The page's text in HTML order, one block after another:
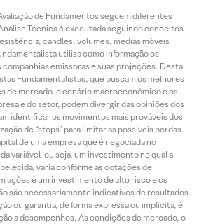
de Fundamentos seguem diferentes
Técnica é executada seguindo conceitos
candles, volumes, médias móveis
utiliza como informação os
emissoras e suas projeções. Desta
Fundamentalistas, que buscam os melhores
de mercado, o cenário macroeconômico e os
e do setor, podem divergir das opiniões dos
identificar os movimentos mais prováveis dos
de “stops” para limitar as possíveis perdas.
de uma empresa que é negociada no
variável, ou seja, um investimento no qual a
varia conforme as cotações de
ações é um investimento de alto risco e os
são necessariamente indicativos de resultados
ou garantia, de forma expressa ou implícita, é
a desempenhos. As condições de mercado, o